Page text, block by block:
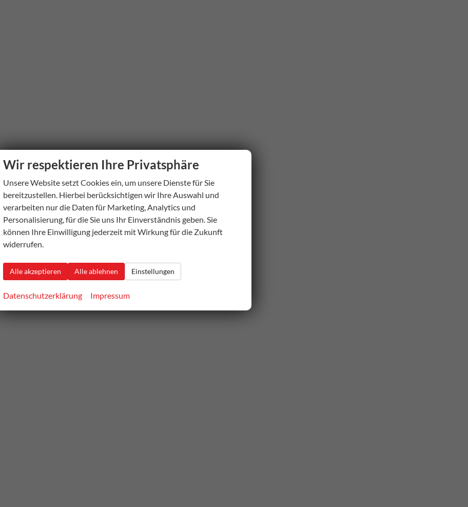
Wir respektieren Ihre Privatsphäre
Unsere Website setzt Cookies ein, um unsere Dienste für Sie
bereitzustellen. Hierbei berücksichtigen wir Ihre Auswahl und
verarbeiten nur die Daten für Marketing, Analytics und
Personalisierung, für die Sie uns Ihr Einverständnis geben. Sie
können Ihre Einwilligung jederzeit mit Wirkung für die Zukunft
widerrufen.
Alle akzeptieren Alle ablehnen Einstellungen
Datenschutzerklärung Impressum